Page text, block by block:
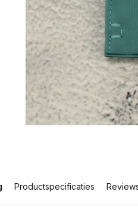
Productspecificaties